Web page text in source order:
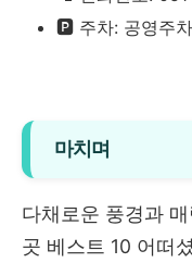
🅿️ 주차: 공영주
마치며
다채로운 풍경과
곳 베스트 10 어떠